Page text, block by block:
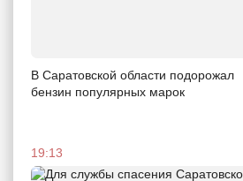
В Саратовской области подорожал
бензин популярных марок
19:13